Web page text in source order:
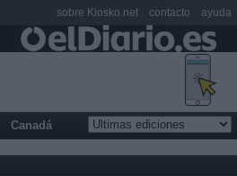
Canadá
sobre Kiosko.net contacto ayuda